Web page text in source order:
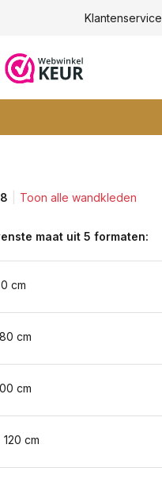
klantbeoordeling 9+
Klantenservice
Toon alle wandkleden
maat uit 5 formaten:
cm
cm
cm
cm